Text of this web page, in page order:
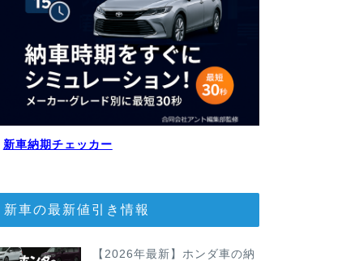
新車納期チェッカー
新車の最新値引き情報
【2026年最新】ホンダ車の納